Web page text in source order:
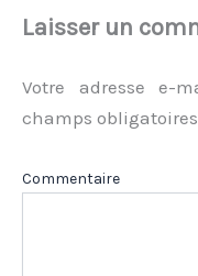
Laisser un
Votre adresse e-
champs